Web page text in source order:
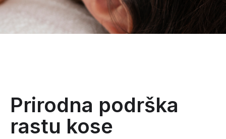
Prirodna podrška
rastu kose